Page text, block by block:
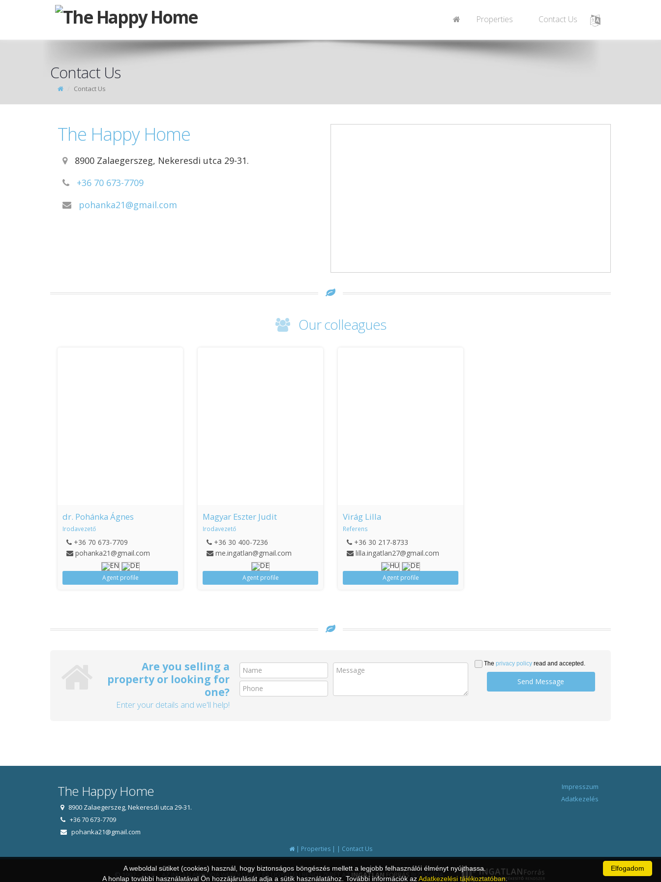
Properties Contact Us
Contact Us
Contact Us
The Happy Home
8900 Zalaegerszeg, Nekeresdi utca 29-31.
+36 70 673-7709
pohanka21@gmail.com
Our colleagues
dr. Pohánka Ágnes
Irodavezető
+36 70 673-7709
pohanka21@gmail.com
Agent profile
Magyar Eszter Judit
Irodavezető
+36 30 400-7236
me.ingatlan@gmail.com
Agent profile
Virág Lilla
Referens
+36 30 217-8733
lilla.ingatlan27@gmail.com
Agent profile
Are you selling a
property or looking for
one?
Enter your details and we'll help!
The privacy policy read and accepted.
Send Message
The Happy Home
8900 Zalaegerszeg, Nekeresdi utca 29-31.
+36 70 673-7709
pohanka21@gmail.com
Impresszum
Adatkezelés
| Properties| | Contact Us
© 1997 - 2026 AZ INGATLANIRODA WEBOLDALÁT ÉS ÜGYVITELI RENDSZERÉT AZINGATLAN FORRÁS BIZTOSÍTJA.
Elfogadom
A weboldal sütiket (cookies) használ, hogy biztonságos böngészés mellett a legjobb felhasználói élményt nyújthassa.
A honlap további használatával Ön hozzájárulását adja a sütik használatához. További információk azAdatkezelési tájékoztatóban.